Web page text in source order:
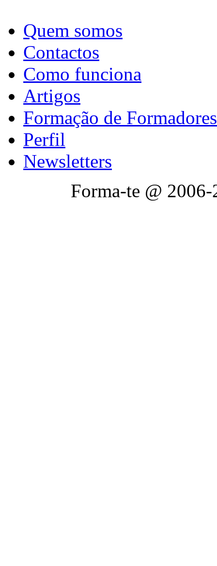
Quem somos
Contactos
Como funciona
Artigos
Formação de Formadores
Perfil
Newsletters
Forma-te @